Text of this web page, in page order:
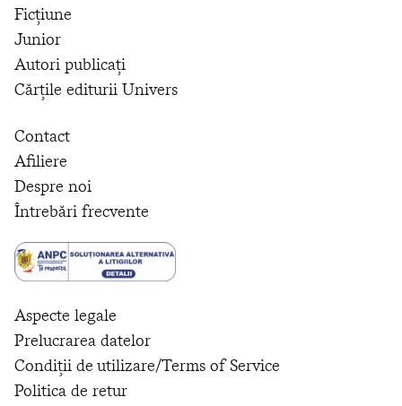
Ficțiune
Junior
Autori publicați
Cărțile editurii Univers
Contact
Afiliere
Despre noi
Întrebări frecvente
Aspecte legale
Prelucrarea datelor
Condiții de utilizare/Terms of Service
Politica de retur